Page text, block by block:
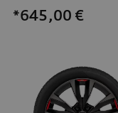
*645,00 €